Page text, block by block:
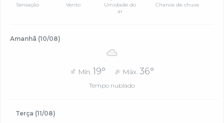
Sensação Vento
Umidade do
ar
Chance de chuva
Amanhã (10/08)
Mín. 19° Máx. 36°
Tempo nublado
Terça (11/08)